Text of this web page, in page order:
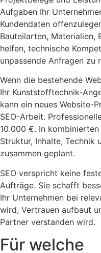
Aufgaben Ihr
Kundendaten
Bauteilarten, Materialien,
helfen, technische
unpassende Anfragen zu
Wenn die bestehende
Ihr Kunststofftechnik-
kann ein neues Website-
SEO-Arbeit.
10.000 €. In
Struktur, Inhalte, Technik
zusammen geplant.
SEO verspricht keine
Aufträge. Sie schafft
Ihr Unternehmen bei
wird, Vertrauen aufbaut
Partner verstanden wird.
Für welche